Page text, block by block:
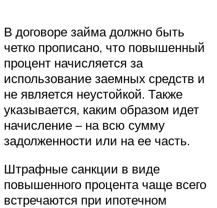
В договоре займа должно быть
четко прописано, что повышенный
процент начисляется за
использование заемных средств и
не является неустойкой. Также
указывается, каким образом идет
начисление – на всю сумму
задолженности или на ее часть.
Штрафные санкции в виде
повышенного процента чаще всего
встречаются при ипотечном